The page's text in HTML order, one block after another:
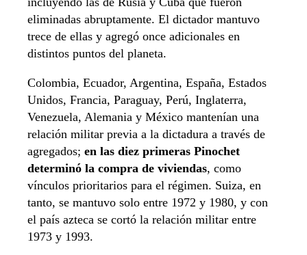
eliminadas abruptamente. El dictador mantuvo
trece de ellas y agregó once adicionales en
distintos puntos del planeta.
Colombia, Ecuador, Argentina, España, Estados
Unidos, Francia, Paraguay, Perú, Inglaterra,
Venezuela, Alemania y México mantenían una
relación militar previa a la dictadura a través de
agregados; en las diez primeras Pinochet
determinó la compra de viviendas, como
vínculos prioritarios para el régimen. Suiza, en
tanto, se mantuvo solo entre 1972 y 1980, y con
el país azteca se cortó la relación militar entre
1973 y 1993.